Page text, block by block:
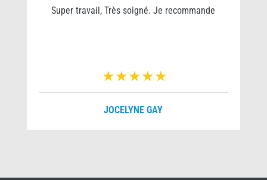
Super travail, Très soigné. Je recommande
JOCELYNE GAY